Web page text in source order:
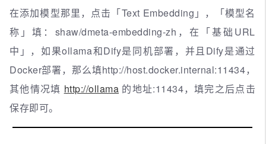
在添加模型那里，点击「Text Embedding」，「模型名
称」填：shaw/dmeta-embedding-zh，在「基础URL
中」，如果ollama和Dify是同机部署，并且Dify是通过
Docker部署，那么填http://host.docker.internal:11434，
其他情况填 http://ollama 的地址:11434，填完之后点击
保存即可。